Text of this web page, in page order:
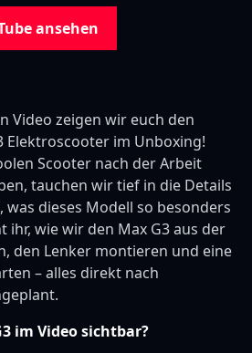
ansehen
Video zeigen wir euch den
Elektroscooter im Unboxing!
Scooter nach der Arbeit
tauchen wir tief in die Details
was dieses Modell so besonders
ihr, wie wir den Max G3 aus der
den Lenker montieren und eine
– alles direkt nach
im Video sichtbar?